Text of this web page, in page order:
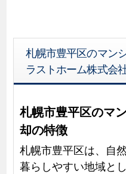
札幌市豊平区のマン
ラストホーム株式会
札幌市豊平区のマ
却の特徴
札幌市豊平区は、自
暮らしやすい地域と